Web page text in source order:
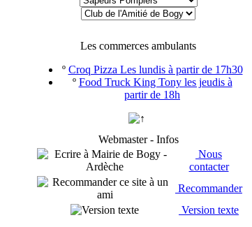
Les commerces ambulants
º Croq Pizza Les lundis à partir de 17h30
º Food Truck King Tony les jeudis à
partir de 18h
Webmaster - Infos
Nous
contacter
Recommander
Version texte